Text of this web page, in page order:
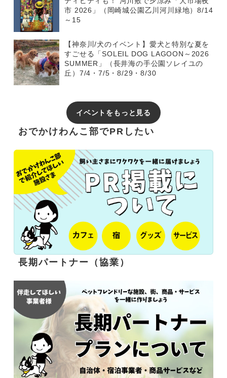
市 2026」（岡崎城公園乙川河川緑地）8/14
～15
【神奈川/犬のイベント】愛犬と特別な夏を
すごせる「SOLEIL DOG LAGOON～2026
SUMMER」（長井海の手公園ソレイユの
丘）7/4・7/5・8/29・8/30
イベントをもっと見る
おでかけわんこ部でPRしたい
長期パートナー（協業）